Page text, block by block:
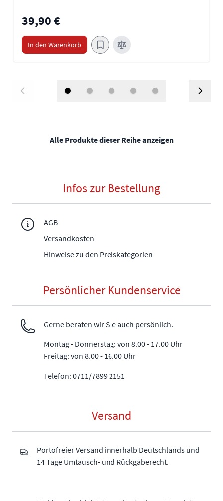
39,90 €
In den Warenkorb
Alle Produkte dieser Reihe anzeigen
Infos zur Bestellung
AGB
Versandkosten
Hinweise zu den Preiskategorien
Persönlicher Kundenservice
Gerne beraten wir Sie auch persönlich.
Montag - Donnerstag: von 8.00 - 17.00 Uhr
Freitag: von 8.00 - 16.00 Uhr
Telefon: 0711/7899 2151
Versand
Portofreier Versand innerhalb Deutschlands und
14 Tage Umtausch- und Rückgaberecht.